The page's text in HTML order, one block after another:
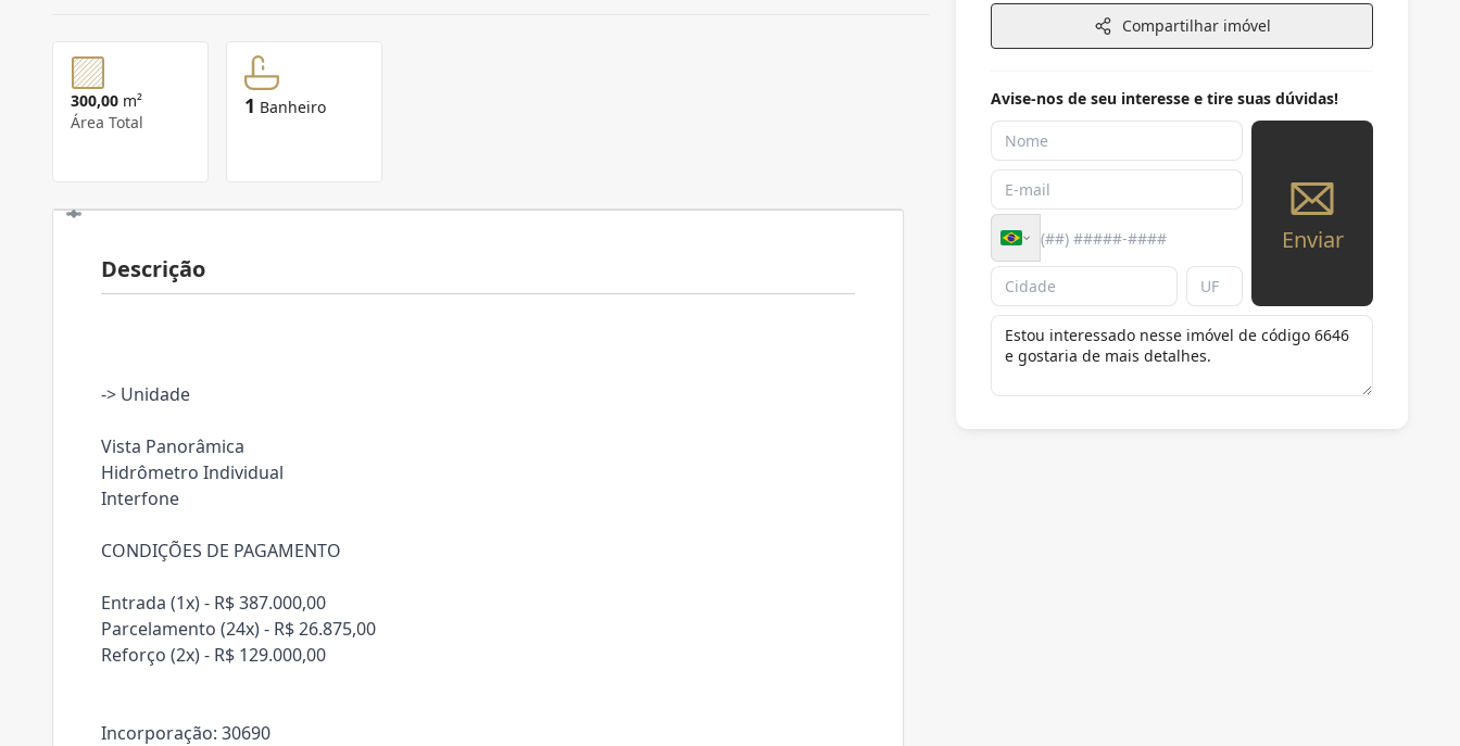
300,00 m²
Área Total
1 Banheiro
Descrição
-> Unidade
Vista Panorâmica
Hidrômetro Individual
Interfone
CONDIÇÕES DE PAGAMENTO
Entrada (1x) - R$ 387.000,00
Parcelamento (24x) - R$ 26.875,00
Reforço (2x) - R$ 129.000,00
Incorporação: 30690
Compartilhar imóvel
Avise-nos de seu interesse e tire suas dúvidas!
Enviar